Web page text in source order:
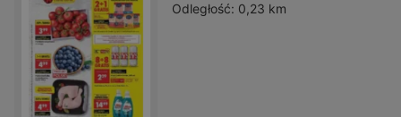
Odległość: 0,23 km